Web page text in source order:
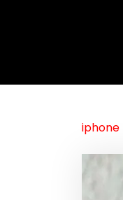
iphone